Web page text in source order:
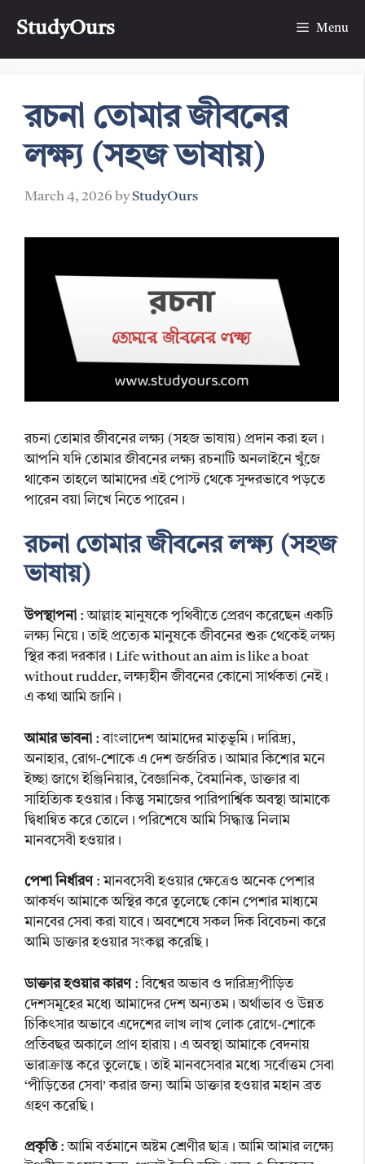
StudyOurs Menu
রচনা তোমার জীবনের
লক্ষ্য (সহজ ভাষায়)
March 4, 2026 byStudyOurs
রচনা তোমার জীবনের লক্ষ্য (সহজ ভাষায়) প্রদান করা হল।
আপনি যদি তোমার জীবনের লক্ষ্য রচনাটি অনলাইনে খুঁজে
থাকেন তাহলে আমাদের এই পোস্ট থেকে সুন্দরভাবে পড়তে
পারেন বয়া লিখে নিতে পারেন।
রচনা তোমার জীবনের লক্ষ্য (সহজ
ভাষায়)
উপস্থাপনা : আল্লাহ মানুষকে পৃথিবীতে প্রেরণ করেছেন একটি
লক্ষ্য নিয়ে। তাই প্রত্যেক মানুষকে জীবনের শুরু থেকেই লক্ষ্য
স্থির করা দরকার। Life without an aim is like a boat
without rudder, লক্ষ্যহীন জীবনের কোনো সার্থকতা নেই।
এ কথা আমি জানি।
আমার ভাবনা : বাংলাদেশ আমাদের মাতৃভূমি। দারিদ্র্য,
অনাহার, রোগ-শোকে এ দেশ জর্জরিত। আমার কিশোর মনে
ইচ্ছা জাগে ইঞ্জিনিয়ার, বৈজ্ঞানিক, বৈমানিক, ডাক্তার বা
সাহিত্যিক হওয়ার। কিন্তু সমাজের পারিপার্শ্বিক অবস্থা আমাকে
দ্বিধান্বিত করে তোলে। পরিশেষে আমি সিদ্ধান্ত নিলাম
মানবসেবী হওয়ার।
পেশা নির্ধারণ: মানবসেবী হওয়ার ক্ষেত্রেও অনেক পেশার
আকর্ষণ আমাকে অস্থির করে তুলেছে কোন পেশার মাধ্যমে
মানবের সেবা করা যাবে। অবশেষে সকল দিক বিবেচনা করে
আমি ডাক্তার হওয়ার সংকল্প করেছি।
ডাক্তার হওয়ার কারণ: বিশ্বের অভাব ও দারিদ্র্যপীড়িত
দেশসমূহের মধ্যে আমাদের দেশ অন্যতম। অর্থাভাব ও উন্নত
চিকিৎসার অভাবে এদেশের লাখ লাখ লোক রোগে-শোকে
প্রতিবছর অকালে প্রাণ হারায়। এ অবস্থা আমাকে বেদনায়
ভারাক্রান্ত করে তুলেছে। তাই মানবসেবার মধ্যে সর্বোত্তম সেবা
‘পীড়িতের সেবা’ করার জন্য আমি ডাক্তার হওয়ার মহান ব্রত
গ্রহণ করেছি।
প্রকৃতি: আমি বর্তমানে অষ্টম শ্রেণীর ছাত্র। আমি আমার লক্ষ্যে